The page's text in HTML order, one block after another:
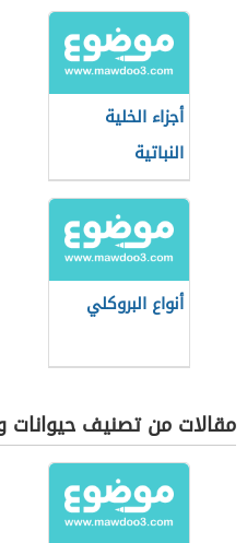
أجزاء الخلية
النباتية
أنواع البروكلي
مقالات من تصنيف حيوانات